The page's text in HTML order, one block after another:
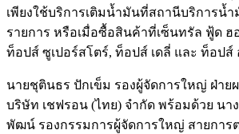
เพียงใช้บริการเติมน้ำมันที่สถานีบริการน้
รายการ หรือเมื่อซื้อสินค้าที่เซ็นทรัล ฟู้ด ฮ
ท็อปส์ ซูเปอร์สโตร์, ท็อปส์ เดลี่ และ ท็อป
นายชุตินธร ปักเข็ม รองผู้จัดการใหญ่ ฝ่า
บริษัท เชฟรอน (ไทย) จำกัด พร้อมด้วย นา
พัฒน์ รองกรรมการผู้จัดการใหญ่ สายการ